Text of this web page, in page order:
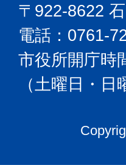
〒922-8622
電話：0761-
市役所開庁時
（土曜日・